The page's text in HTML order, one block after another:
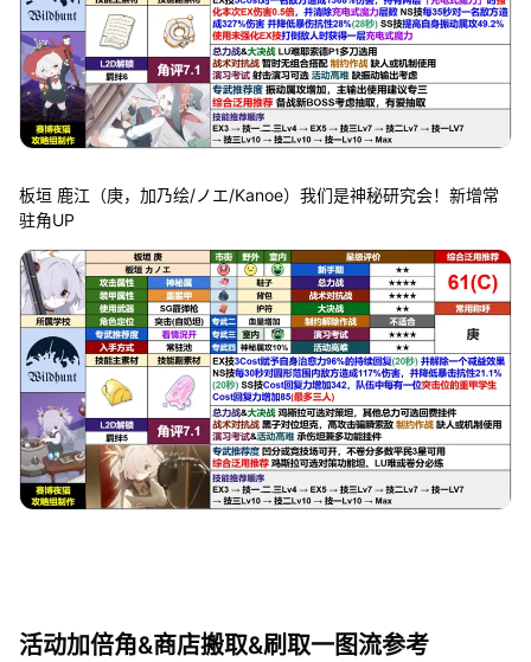
板垣 鹿江（庚，加乃绘/ノエ/Kanoe）我们是神秘研究会！新增常
驻角UP
活动加倍角&商店搬取&刷取一图流参考